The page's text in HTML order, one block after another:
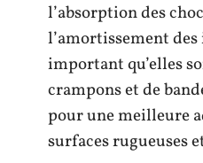
l’absorption des
l’amortissement
important qu’elles
crampons et de
pour une meilleure
surfaces rugueuses